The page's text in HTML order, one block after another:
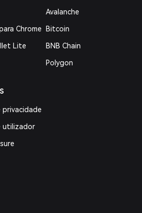
Chrome
Lite
privacidade
utilizador
Avalanche
Bitcoin
BNB Chain
Polygon